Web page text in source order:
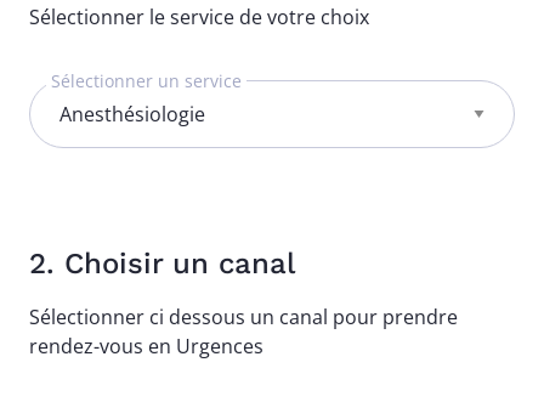
Sélectionner le service de votre choix
Sélectionner un service
2. Choisir un canal
Sélectionner ci dessous un canal pour prendre
rendez-vous en Urgences